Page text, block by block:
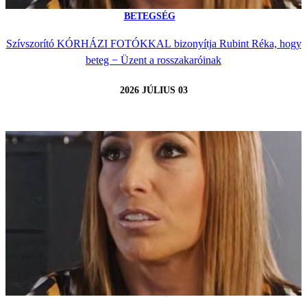
BETEGSÉG
Szívszorító KÓRHÁZI FOTÓKKAL bizonyítja Rubint Réka, hogy
beteg − Üzent a rosszakaróinak
2026 JÚLIUS 03